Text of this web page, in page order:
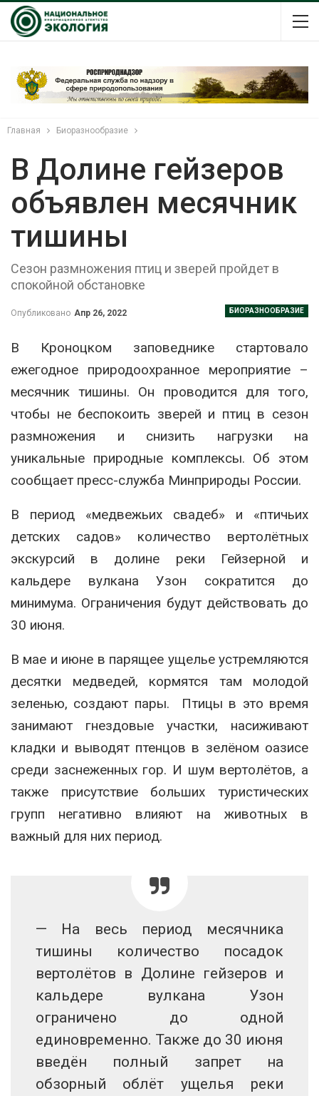
Главная Биоразнообразие
В Долине гейзеров
объявлен месячник
тишины
Сезон размножения птиц и зверей пройдет в
спокойной обстановке
БИОРАЗНООБРАЗИЕ
Опубликовано Апр 26, 2022
В Кроноцком заповеднике стартовало
ежегодное природоохранное мероприятие –
месячник тишины. Он проводится для того,
чтобы не беспокоить зверей и птиц в сезон
размножения и снизить нагрузки на
уникальные природные комплексы. Об этом
сообщает пресс-служба Минприроды России.
В период «медвежьих свадеб» и «птичьих
детских садов» количество вертолётных
экскурсий в долине реки Гейзерной и
кальдере вулкана Узон сократится до
минимума. Ограничения будут действовать до
30 июня.
В мае и июне в парящее ущелье устремляются
десятки медведей, кормятся там молодой
зеленью, создают пары. Птицы в это время
занимают гнездовые участки, насиживают
кладки и выводят птенцов в зелёном оазисе
среди заснеженных гор. И шум вертолётов, а
также присутствие больших туристических
групп негативно влияют на животных в
важный для них период.
— На весь период месячника
тишины количество посадок
вертолётов в Долине гейзеров и
кальдере вулкана Узон
ограничено до одной
единовременно. Также до 30 июня
введён полный запрет на
обзорный облёт ущелья реки